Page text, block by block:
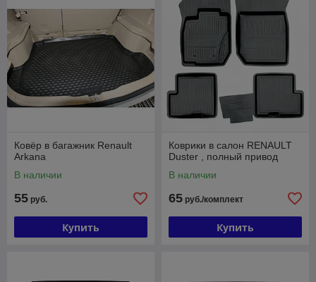
Ковёр в багажник Renault
Arkana
В наличии
55 руб.
Купить
Коврики в салон RENAULT
Duster , полный привод
В наличии
65 руб./комплект
Купить